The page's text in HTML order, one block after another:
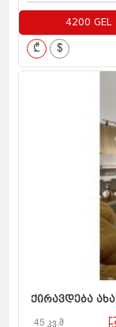
4200 GEL
₾ $
ქირავდება
45 კვ.მ